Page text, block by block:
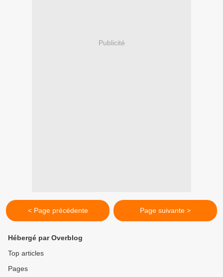
Publicité
< Page précédente Page suivante >
Hébergé par Overblog
Top articles
Pages